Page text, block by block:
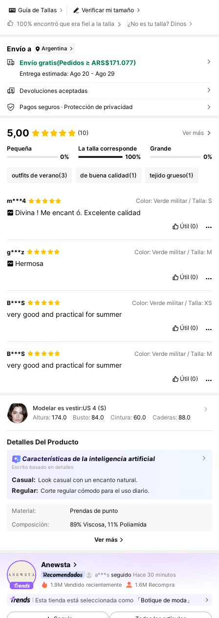
Verificar mi tamaño
Guía de Tallas
100% encontró que era fiel a la talla ¿No es tu talla? Dinos
Envío a Argentina
Envío gratis(Pedidos ≥ ARS$171.077)
Entrega estimada: Ago 20 - Ago 29
Devoluciones aceptadas
Pagos seguros · Protección de privacidad
5,00 (10) Ver más
Pequeña
0%
La talla corresponde
100%
Grande
0%
outfits de verano(3) de buena calidad(1) tejido grueso(1)
m***4 Color: Verde militar / Talla: S
Divina ! Me encant ó. Excelente calidad
Útil (0)
g***z Color: Verde militar / Talla: M
Hermosa
Útil (0)
B***S Color: Verde militar / Talla: XS
verygoodand practicalforsummer
Útil (0)
B***S Color: Verde militar / Talla: M
verygoodand practicalforsummer
Útil (0)
Modelar es vestir:US 4 (S)
Altura: 174.0 Busto:84.0 Cintura: 60.0 Caderas: 88.0
Detalles Del Producto
Características de la inteligencia artificial
Escrito basado en detalles
Casual: Look casual con un encanto natural.
Regular: Corte regular cómodo para el uso diario.
Material:
Prendas de punto
Composición:
89% Viscosa, 11% Poliamida
Ver más
Anewsta
4M Seguidores
4,89
4M Seguidores
4,89 4M Seguidores
1.9M Vendido recientemente 1.6M Recompra
Esta tienda está seleccionada como 「Botique de moda」